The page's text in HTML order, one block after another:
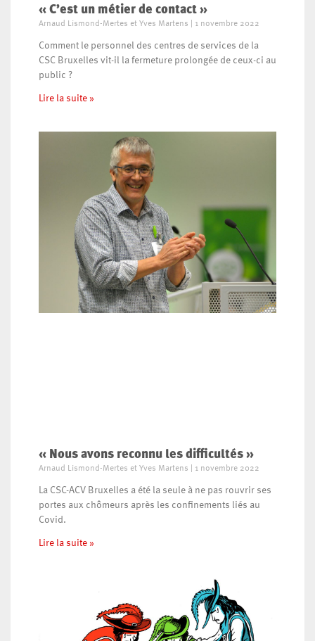
« C’est un métier de contact »
Arnaud Lismond-Mertes et Yves Martens 1 novembre 2022
Comment le personnel des centres de services de la
CSC Bruxelles vit-il la fermeture prolongée de ceux-ci au
public ?
Lire la suite »
« Nous avons reconnu les difficultés »
Arnaud Lismond-Mertes et Yves Martens 1 novembre 2022
La CSC-ACV Bruxelles a été la seule à ne pas rouvrir ses
portes aux chômeurs après les confinements liés au
Covid.
Lire la suite »